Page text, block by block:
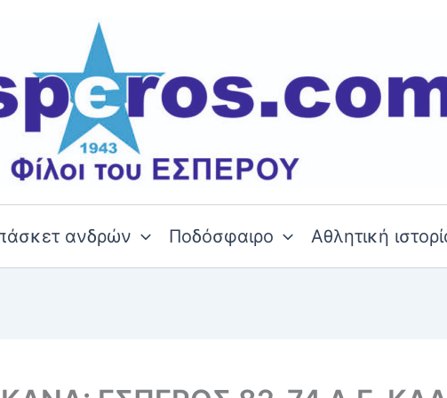
ανδρών Ποδόσφαιρο Αθλητική